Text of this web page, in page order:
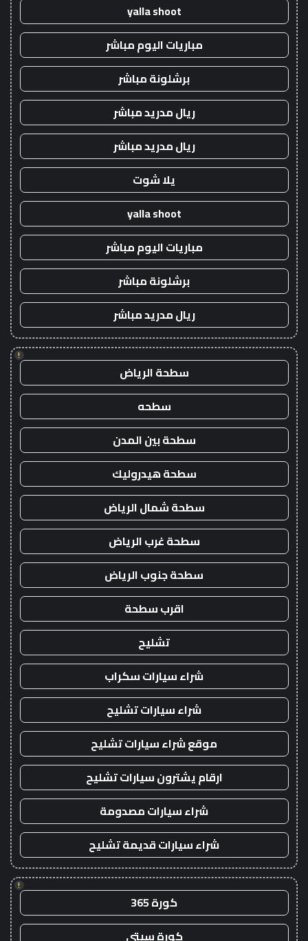
yalla shoot
مباريات اليوم مباشر
برشلونة مباشر
ريال مدريد مباشر
ريال مدريد مباشر
يلا شوت
yalla shoot
مباريات اليوم مباشر
برشلونة مباشر
ريال مدريد مباشر
!
سطحة الرياض
سطحه
سطحة بين المدن
سطحة هيدروليك
سطحة شمال الرياض
سطحة غرب الرياض
سطحة جنوب الرياض
اقرب سطحة
تشليح
شراء سيارات سكراب
شراء سيارات تشليح
موقع شراء سيارات تشليح
ارقام يشترون سيارات تشليح
شراء سيارات مصدومة
شراء سيارات قديمة تشليح
!
كورة 365
كورة سيتي